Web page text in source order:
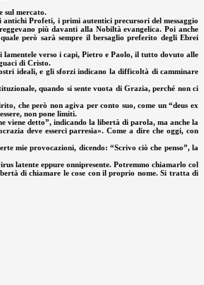
sul mercato.
Profeti, i primi autentici precursori del messaggio
più davanti alla Nobiltà evangelica. Poi anche
però sarà sempre il bersaglio preferito degli Ebrei
verso i capi, Pietro e Paolo, il tutto dovuto alle
di Cristo.
ideali, e gli sforzi indicano la difficoltà di camminare
quando si sente vuota di Grazia, perché non ci
che però non agiva per conto suo, come un “deus ex
non pone limiti.
viene detto”, indicando la libertà di parola, ma anche la
deve esserci parresia». Come a dire che oggi, con
mie provocazioni, dicendo: “Scrivo ciò che penso”, la
latente eppure onnipresente. Potremmo chiamarlo col
di chiamare le cose con il proprio nome. Si tratta di